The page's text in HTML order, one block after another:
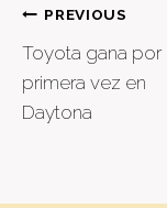
Post
PREVIOUS
Toyota gana por
primera vez en
Daytona